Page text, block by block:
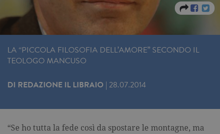
LA “PICCOLA FILOSOFIA DELL’AMORE” SECONDO IL
TEOLOGO MANCUSO
DI REDAZIONE IL LIBRAIO | 28.07.2014
“Se ho tutta la fede così da spostare le montagne, ma